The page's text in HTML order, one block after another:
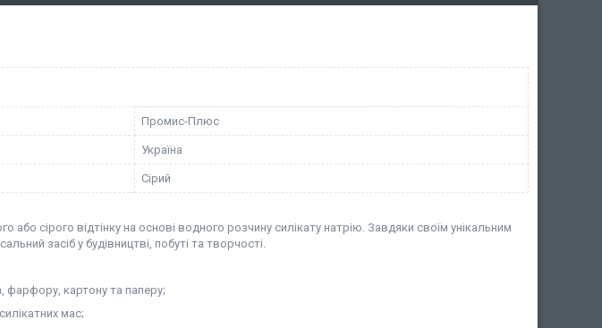
Промис-Плюс
Україна
Сірий
або сірого відтінку на основі водного розчину силікату натрію. Завдяки своїм унікальним
засіб у будівництві, побуті та творчості.
фарфору, картону та паперу;
мас;